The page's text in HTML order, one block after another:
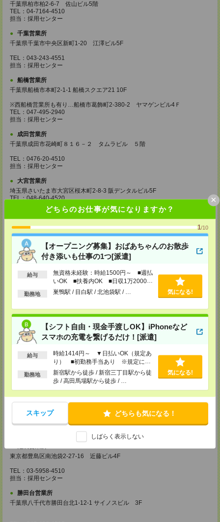
どちらのお仕事が気になりますか？
1/10
【オープニング募集】おばあちゃんのお散歩
付き添いも仕事の1つ[派遣]
給与
無資格未経験：時給1500円～ ■週払
いOK ■扶養内OK ■日収1万2000円
以上
勤務地 巣鴨駅 / 目白駅 / 北池袋駅 / … 気になる!
【シフト自由・現金手渡しOK】iPhoneなど
スマホの充電を繋げるだけ！[派遣]
給与
時給1414円～ ▼日払いOK（規定あ
り） ■初勤務手当あり ※規定によ
る
勤務地
新宿駅から徒歩 / 新宿三丁目駅から徒
歩 / 高田馬場駅から徒歩 / …
気になる!
スキップ どちらも気になる！
しばらく表示しない
×
千葉県柏市柏2-6-7 佐山ビル5階
TEL：04-7164-4510
担当：採用センター
千葉営業所
千葉県千葉市中央区新町1-20 江澤ビル5F
TEL：043-243-4551
担当：採用センター
船橋営業所
千葉県船橋市本町2-1-1 船橋スクエア21 10F
※西船橋営業所も有り…船橋市葛飾町2-380-2 ヤマゲンビル4Ｆ
TEL：047-495-2940
担当：採用センター
成田営業所
千葉県成田市花崎町８１６－２ タムラビル ５階
TEL：0476-20-4510
担当：採用センター
大宮営業所
埼玉県さいたま市大宮区桜木町2-8-3 阪デンタルビル5F
TEL：048-640-4520
担当：採用センター
東松山営業所
埼玉県松山市箭弓町1-6-1 ZONA1 3F
※川越営業所もあり…埼玉県川越市脇田本町11-1 川越シティービル6F
TEL：0493-21-4510
担当：採用センター
越谷営業所
埼玉県越谷市南越谷1-16-8 イーストサンビル5 5F
TEL：048-990-4510
担当：採用センター
錦糸町営業所
東京都墨田区江東橋４－１９－３ 錦糸町ミハマビル 3階
TEL：03-5669-4522
担当：採用センター
新宿営業所
新宿区西新宿1-8-1
新宿ビルディング5Ｆ
TEL：03-6911-4510
担当：採用センター
東京都立川市曙町2-31-15 日住金立川ビル3F
TEL：042-540-7331
東京都豊島区南池袋2-27-16 近藤ビル4F
TEL：03-5958-4510
担当：採用センター
勝田台営業所
千葉県八千代市勝田台北1-12-1 サイノスビル 3F